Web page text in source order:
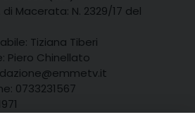
Macerata: N. 2329/17 del
Tiziana Tiberi
Piero Chinellato
0733231567